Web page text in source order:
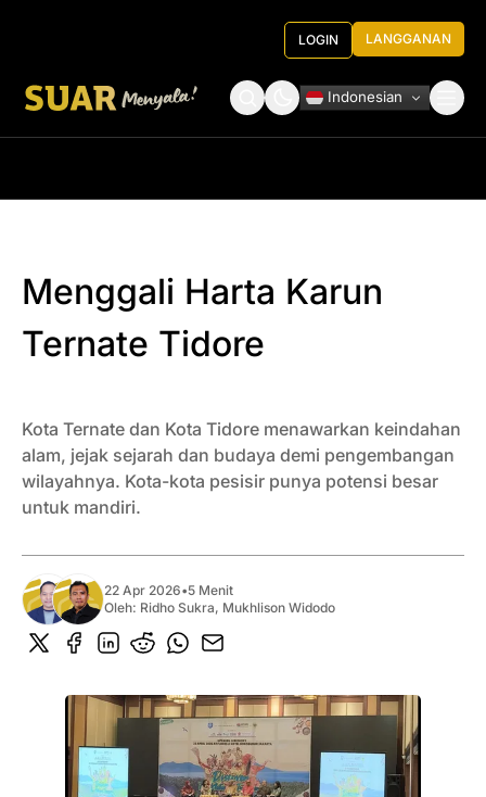
LOGIN LANGGANAN
Indonesian
Menggali Harta Karun
Ternate Tidore
Kota Ternate dan Kota Tidore menawarkan keindahan
alam, jejak sejarah dan budaya demi pengembangan
wilayahnya. Kota-kota pesisir punya potensi besar
untuk mandiri.
22 Apr 2026•5 Menit
Oleh: Ridho Sukra, Mukhlison Widodo